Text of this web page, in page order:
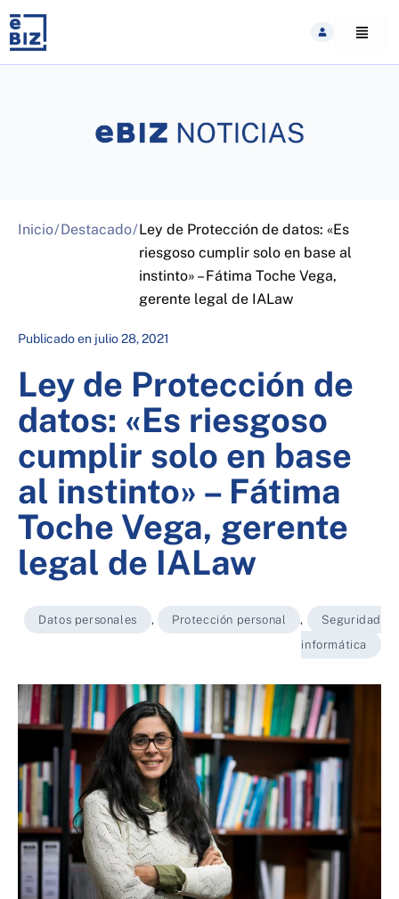
content
Inicio/Destacado/Ley de Protección de datos: «Es
riesgoso cumplir solo en base al
instinto» – Fátima Toche Vega,
gerente legal de IALaw
Publicado en julio 28, 2021
Ley de Protección de
datos: «Es riesgoso
cumplir solo en base
al instinto» – Fátima
Toche Vega, gerente
legal de IALaw
Datos personales , Protección personal ,
Seguridad
informática